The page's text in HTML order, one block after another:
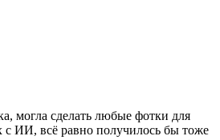
могла сделать любые фотки для
с ИИ, всё равно получилось бы тоже